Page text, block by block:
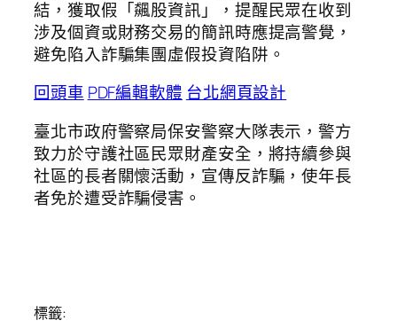
結，獲取假「飆股資訊」，提醒民眾在收到
涉及個資或財務交易的簡訊時應提高警覺，
避免陷入詐騙集團虛假投資陷阱。
回頭車 PDF編輯軟體 台北網頁設計
臺北市政府警察局保安警察大隊表示，警方
致力於守護社區民眾財產安全，將持續參與
社區的長者關懷活動，宣傳反詐騙，使年長
者免於遭受詐騙侵害。
標籤: